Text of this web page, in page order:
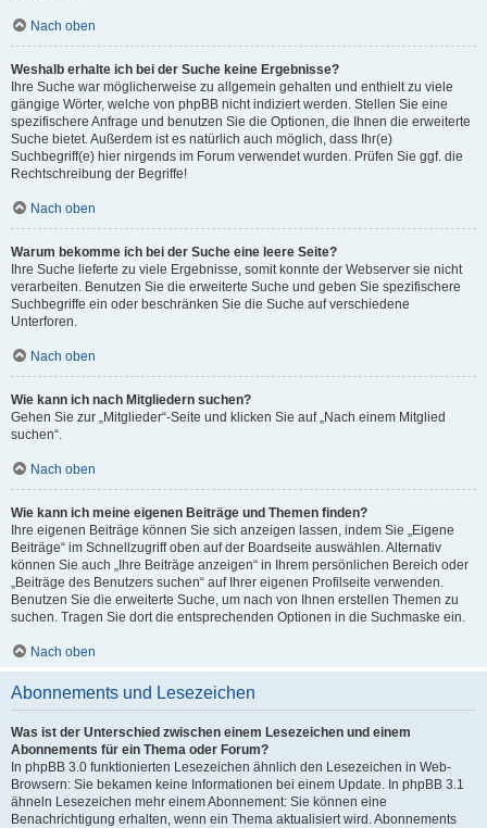
Nach oben
Weshalb erhalte ich bei der Suche keine Ergebnisse?
Ihre Suche war möglicherweise zu allgemein gehalten und enthielt zu viele
gängige Wörter, welche von phpBB nicht indiziert werden. Stellen Sie eine
spezifischere Anfrage und benutzen Sie die Optionen, die Ihnen die erweiterte
Suche bietet. Außerdem ist es natürlich auch möglich, dass Ihr(e)
Suchbegriff(e) hier nirgends im Forum verwendet wurden. Prüfen Sie ggf. die
Rechtschreibung der Begriffe!
Nach oben
Warum bekomme ich bei der Suche eine leere Seite?
Ihre Suche lieferte zu viele Ergebnisse, somit konnte der Webserver sie nicht
verarbeiten. Benutzen Sie die erweiterte Suche und geben Sie spezifischere
Suchbegriffe ein oder beschränken Sie die Suche auf verschiedene
Unterforen.
Nach oben
Wie kann ich nach Mitgliedern suchen?
Gehen Sie zur „Mitglieder“-Seite und klicken Sie auf „Nach einem Mitglied
suchen“.
Nach oben
Wie kann ich meine eigenen Beiträge und Themen finden?
Ihre eigenen Beiträge können Sie sich anzeigen lassen, indem Sie „Eigene
Beiträge“ im Schnellzugriff oben auf der Boardseite auswählen. Alternativ
können Sie auch „Ihre Beiträge anzeigen“ in Ihrem persönlichen Bereich oder
„Beiträge des Benutzers suchen“ auf Ihrer eigenen Profilseite verwenden.
Benutzen Sie die erweiterte Suche, um nach von Ihnen erstellen Themen zu
suchen. Tragen Sie dort die entsprechenden Optionen in die Suchmaske ein.
Nach oben
Abonnements und Lesezeichen
Was ist der Unterschied zwischen einem Lesezeichen und einem
Abonnements für ein Thema oder Forum?
In phpBB 3.0 funktionierten Lesezeichen ähnlich den Lesezeichen in Web-
Browsern: Sie bekamen keine Informationen bei einem Update. In phpBB 3.1
ähneln Lesezeichen mehr einem Abonnement: Sie können eine
Benachrichtigung erhalten, wenn ein Thema aktualisiert wird. Abonnements